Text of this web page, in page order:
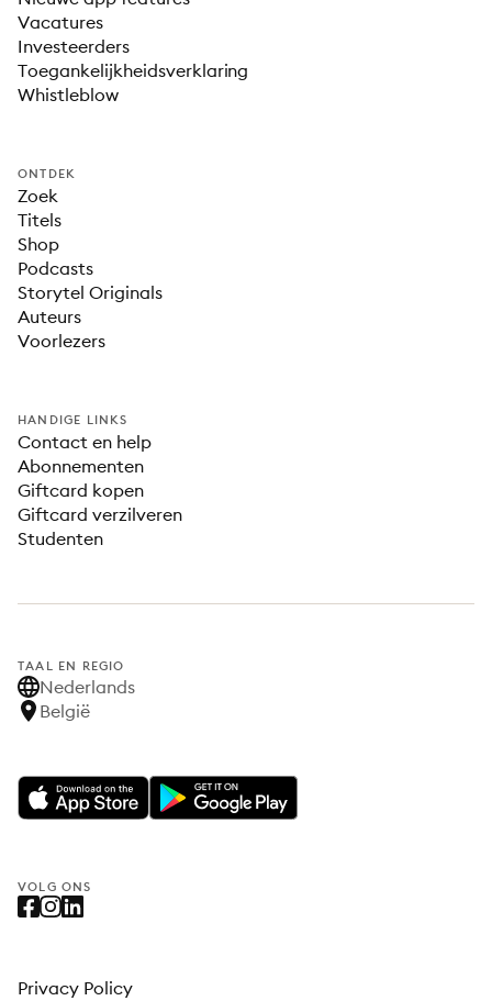
Vacatures
Investeerders
Toegankelijkheidsverklaring
Whistleblow
ONTDEK
Zoek
Titels
Shop
Podcasts
Storytel Originals
Auteurs
Voorlezers
HANDIGE LINKS
Contact en help
Abonnementen
Giftcard kopen
Giftcard verzilveren
Studenten
TAAL EN REGIO
Nederlands
België
VOLG ONS
Privacy Policy